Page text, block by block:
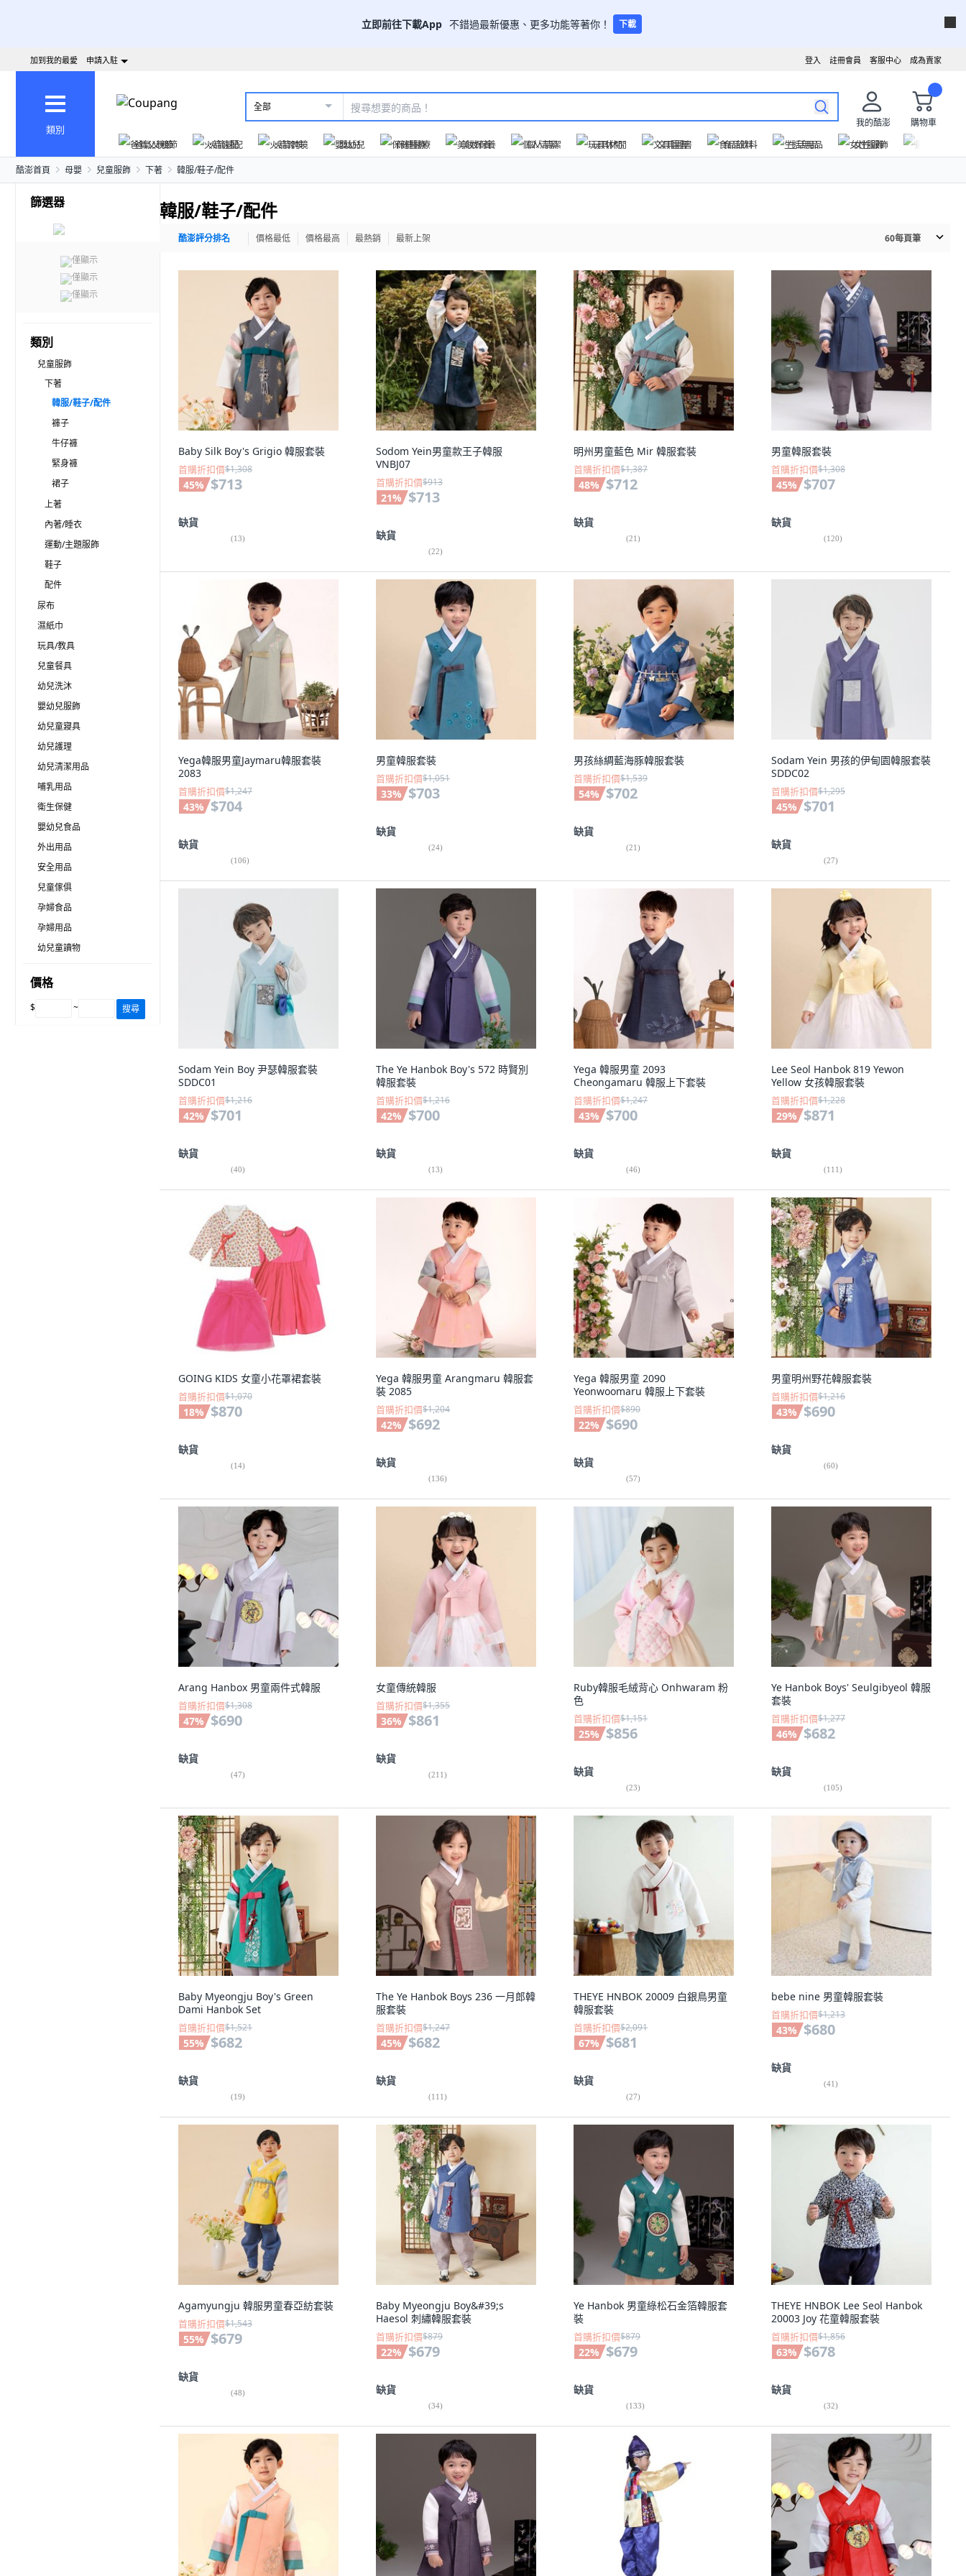
立即前往下載App 不錯過最新優惠、更多功能等著你！ 下載
成為賣家
客服中心
註冊會員
登入
加到我的最愛 申請入駐
類別
全部
我的酷澎
購物車
爸氣父親節
火箭速配 火箭跨境 嬰幼兒 保健醫療 美妝保養 個人清潔 玩具休閒 文具圖書 食品飲料 生活用品 女性服飾
酷澎首頁 母嬰 兒童服飾 下著 韓服/鞋子/配件
篩選器
僅顯示
僅顯示
僅顯示
類別
兒童服飾
下著
韓服/鞋子/配件
褲子
牛仔褲
緊身褲
裙子
上著
內著/睡衣
運動/主題服飾
鞋子
配件
尿布
濕紙巾
玩具/教具
兒童餐具
幼兒洗沐
嬰幼兒服飾
幼兒童寢具
幼兒護理
幼兒清潔用品
哺乳用品
衛生保健
嬰幼兒食品
外出用品
安全用品
兒童傢俱
孕婦食品
孕婦用品
幼兒童讀物
價格
$ ~ 搜尋
韓服/鞋子/配件
酷澎評分排名 價格最低 價格最高 最熱銷 最新上架 60每頁筆
Baby Silk Boy's Grigio 韓服套裝
首購折扣價$1,308
45% $713
缺貨
(13)
Sodom Yein男童款王子韓服
VNBJ07
首購折扣價$913
21% $713
缺貨
(22)
明州男童藍色 Mir 韓服套裝
首購折扣價$1,387
48% $712
缺貨
(21)
男童韓服套裝
首購折扣價$1,308
45% $707
缺貨
(120)
Yega韓服男童Jaymaru韓服套裝
2083
首購折扣價$1,247
43% $704
缺貨
(106)
男童韓服套裝
首購折扣價$1,051
33% $703
缺貨
(24)
男孩絲綢藍海豚韓服套裝
首購折扣價$1,539
54% $702
缺貨
(21)
Sodam Yein 男孩的伊甸園韓服套裝
SDDC02
首購折扣價$1,295
45% $701
缺貨
(27)
Sodam Yein Boy 尹瑟韓服套裝
SDDC01
首購折扣價$1,216
42% $701
缺貨
(40)
The Ye Hanbok Boy's 572 時賢別
韓服套裝
首購折扣價$1,216
42% $700
缺貨
(13)
Yega 韓服男童 2093
Cheongamaru 韓服上下套裝
首購折扣價$1,247
43% $700
缺貨
(46)
Lee Seol Hanbok 819 Yewon
Yellow 女孩韓服套裝
首購折扣價$1,228
29% $871
缺貨
(111)
GOING KIDS 女童小花罩裙套裝
首購折扣價$1,070
18% $870
缺貨
(14)
Yega 韓服男童 Arangmaru 韓服套
裝 2085
首購折扣價$1,204
42% $692
缺貨
(136)
Yega 韓服男童 2090
Yeonwoomaru 韓服上下套裝
首購折扣價$890
22% $690
缺貨
(57)
男童明州野花韓服套裝
首購折扣價$1,216
43% $690
缺貨
(60)
Arang Hanbox 男童兩件式韓服
首購折扣價$1,308
47% $690
缺貨
(47)
女童傳統韓服
首購折扣價$1,355
36% $861
缺貨
(211)
Ruby韓服毛絨背心 Onhwaram 粉
色
首購折扣價$1,151
25% $856
缺貨
(23)
Ye Hanbok Boys' Seulgibyeol 韓服
套裝
首購折扣價$1,277
46% $682
缺貨
(105)
Baby Myeongju Boy's Green
Dami Hanbok Set
首購折扣價$1,521
55% $682
缺貨
(19)
The Ye Hanbok Boys 236 一月郎韓
服套裝
首購折扣價$1,247
45% $682
缺貨
(111)
THEYE HNBOK 20009 白銀鳥男童
韓服套裝
首購折扣價$2,091
67% $681
缺貨
(27)
bebe nine 男童韓服套裝
首購折扣價$1,213
43% $680
缺貨
(41)
Agamyungju 韓服男童春亞紡套裝
首購折扣價$1,543
55% $679
缺貨
(48)
Baby Myeongju Boy&#39;s
Haesol 刺繡韓服套裝
首購折扣價$879
22% $679
缺貨
(34)
Ye Hanbok 男童綠松石金箔韓服套
裝
首購折扣價$879
22% $679
缺貨
(133)
THEYE HNBOK Lee Seol Hanbok
20003 Joy 花童韓服套裝
首購折扣價$1,856
63% $678
缺貨
(32)